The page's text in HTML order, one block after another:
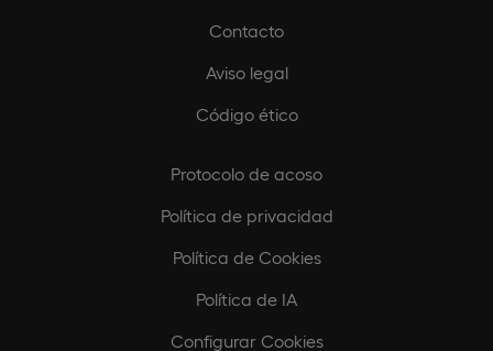
Contacto
Aviso legal
Código ético
Protocolo de acoso
Política de privacidad
Política de Cookies
Política de IA
Configurar Cookies